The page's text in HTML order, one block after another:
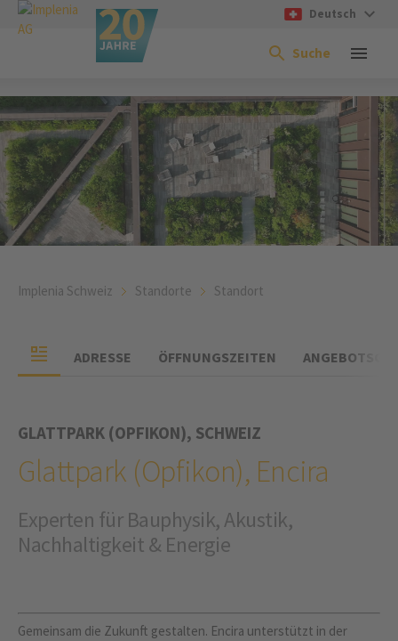
Deutsch
Suche
Implenia Schweiz Standorte Standort
ADRESSE ÖFFNUNGSZEITEN
GLATTPARK (OPFIKON), SCHWEIZ
Glattpark (Opfikon), Encira
Experten für Bauphysik, Akustik,
Nachhaltigkeit & Energie
Gemeinsam die Zukunft gestalten. Encira unterstützt in der